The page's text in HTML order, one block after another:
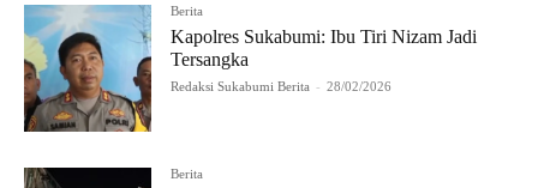
Berita
Kapolres Sukabumi: Ibu Tiri Nizam Jadi
Tersangka
Redaksi Sukabumi Berita - 28/02/2026
Berita